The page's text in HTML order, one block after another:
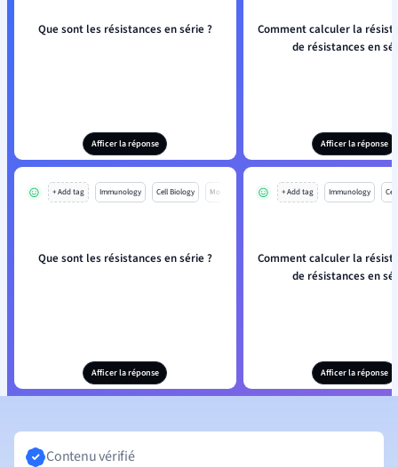
Que sont les résistances en série ?
Afficer la réponse
Comment calculer la
de résistances en
Afficer la réponse
+ Add tag Immunology Cell Biology Mo
Que sont les résistances en série ?
Afficer la réponse
+ Add tag Immunology
Comment calculer la
de résistances en
Afficer la réponse
Contenu vérifié